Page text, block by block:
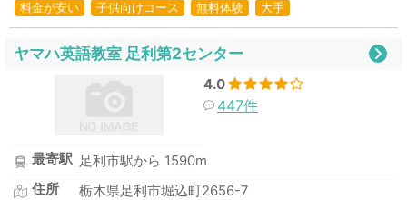
料金が安い 子供向けコース 無料体験 大手
ヤマハ英語教室 足利第2センター
4.0
447件
最寄駅 足利市駅から 1590m
住所
栃木県足利市堀込町2656-7